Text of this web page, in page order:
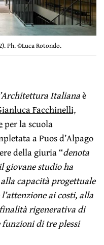
Ph. ©Luca Rotondo.
Italianaè
Facchinelli,
per la scuola
a Puos d’Alpago
della giuria “denota
giovane studio ha
capacità progettuale
ai costi, alla
rigenerativa di
funzioni di tre plessi